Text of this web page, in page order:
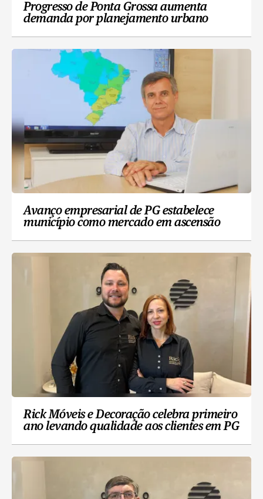
Progresso de Ponta Grossa aumenta
demanda por planejamento urbano
Avanço empresarial de PG estabelece
município como mercado em ascensão
Rick Móveis e Decoração celebra primeiro
ano levando qualidade aos clientes em PG